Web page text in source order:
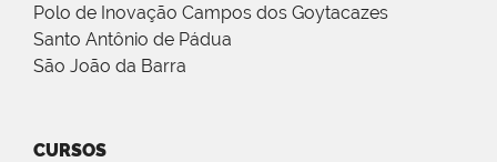
Polo de Inovação Campos dos Goytacazes
Santo Antônio de Pádua
São João da Barra
CURSOS